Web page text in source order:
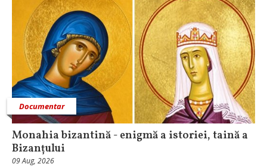
Documentar
Monahia bizantină - enigmă a istoriei, taină a
Bizanțului
09 Aug, 2026